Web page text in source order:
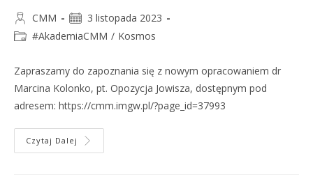
CMM
3 listopada 2023
#AkademiaCMM / Kosmos
Zapraszamy do zapoznania się z nowym opracowaniem dr
Marcina Kolonko, pt. Opozycja Jowisza, dostępnym pod
adresem: https://cmm.imgw.pl/?page_id=37993
Czytaj Dalej